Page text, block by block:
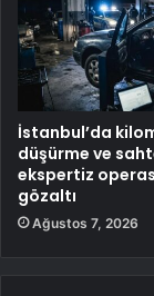
İstanbul’da
düşürme ve
ekspertiz
gözaltı
Ağustos 7, 2026